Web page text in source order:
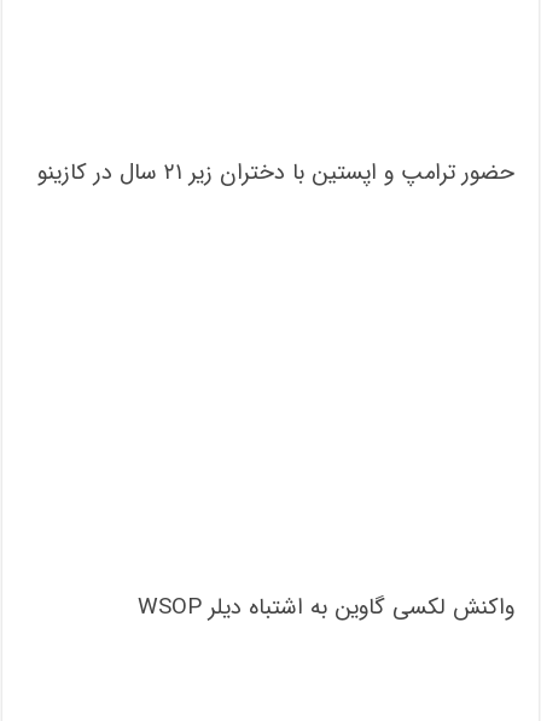
حضور ترامپ و اپستین با دختران زیر ۲۱ سال در کازینو
واکنش لکسی گاوین به اشتباه دیلر WSOP